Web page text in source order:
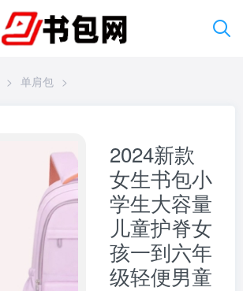
> 单肩包 >
2024新款
女生书包小
学生大容量
儿童护脊女
孩一到六年
级轻便男童